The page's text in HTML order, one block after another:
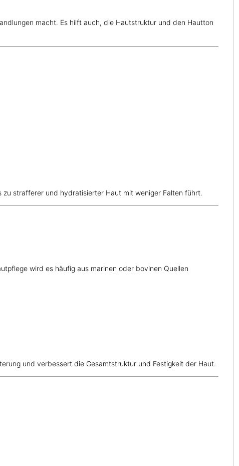
macht. Es hilft auch, die Hautstruktur und den Hautton
strafferer und hydratisierter Haut mit weniger Falten führt.
wird es häufig aus marinen oder bovinen Quellen
und verbessert die Gesamtstruktur und Festigkeit der Haut.